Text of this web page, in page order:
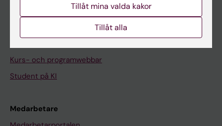
Kurs- och programwebbar
Student på KI
Medarbetare
Tillåt mina valda kakor
Tillåt alla